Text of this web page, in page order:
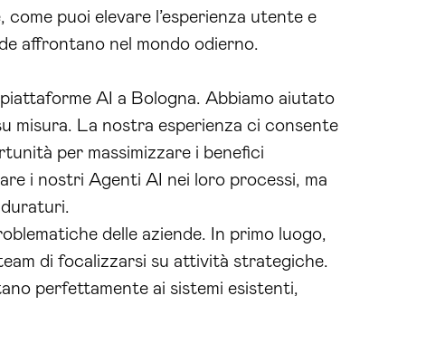
come puoi elevare l’esperienza utente e
affrontano nel mondo odierno.
AI a Bologna. Abbiamo aiutato
misura. La nostra esperienza ci consente
per massimizzare i benefici
i nostri Agenti AI nei loro processi, ma
delle aziende. In primo luogo,
di focalizzarsi su attività strategiche.
perfettamente ai sistemi esistenti,